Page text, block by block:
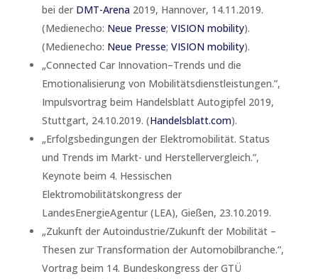
bei der DMT-Arena2019, Hannover, 14.11.2019.
(Medienecho: Neue Presse; VISION mobility).
(Medienecho: Neue Presse; VISION mobility).
„Connected Car Innovation–Trends und die
Emotionalisierung von Mobilitätsdienstleistungen.”,
Impulsvortrag beim Handelsblatt Autogipfel 2019,
Stuttgart, 24.10.2019. (Handelsblatt.com).
„Erfolgsbedingungen der Elektromobilität. Status
und Trends im Markt- und Herstellervergleich.”,
Keynote beim 4. Hessischen
Elektromobilitätskongress der
LandesEnergieAgentur (LEA), Gießen, 23.10.2019.
„Zukunft der Autoindustrie/Zukunft der Mobilität –
Thesen zur Transformation der Automobilbranche.”,
Vortrag beim 14. Bundeskongress der GTÜ